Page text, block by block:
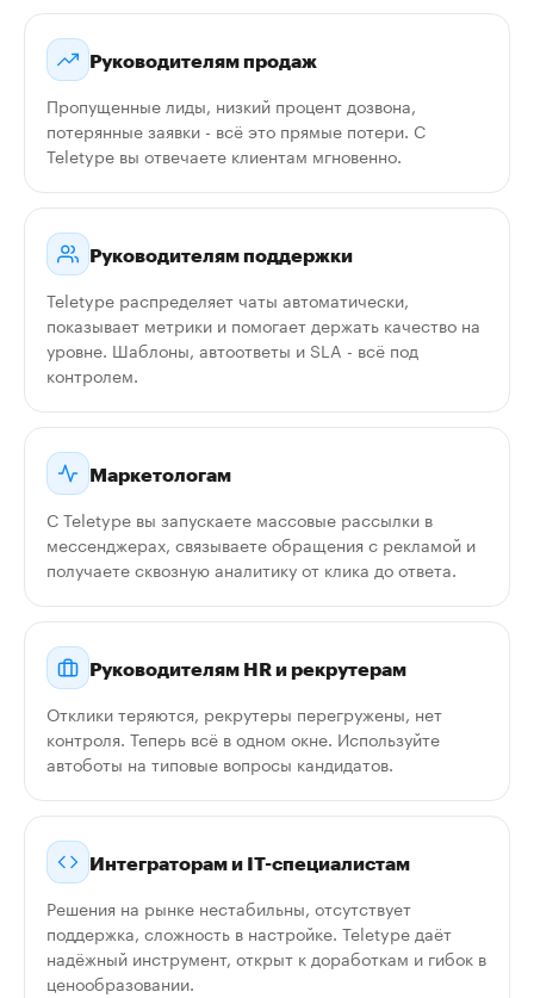
Руководителям продаж
Пропущенные лиды, низкий процент дозвона,
потерянные заявки - всё это прямые потери. С
Teletype вы отвечаете клиентам мгновенно.
Руководителям поддержки
Teletype распределяет чаты автоматически,
показывает метрики и помогает держать качество на
уровне. Шаблоны, автоответы и SLA - всё под
контролем.
Маркетологам
С Teletype вы запускаете массовые рассылки в
мессенджерах, связываете обращения с рекламой и
получаете сквозную аналитику от клика до ответа.
Руководителям HR и рекрутерам
Отклики теряются, рекрутеры перегружены, нет
контроля. Теперь всё в одном окне. Используйте
автоботы на типовые вопросы кандидатов.
Интеграторам и IT-специалистам
Решения на рынке нестабильны, отсутствует
поддержка, сложность в настройке. Teletype даёт
надёжный инструмент, открыт к доработкам и гибок в
ценообразовании.